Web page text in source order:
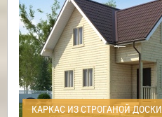
КАРКАС ИЗ СТРОГАНОЙ ДОСКИ